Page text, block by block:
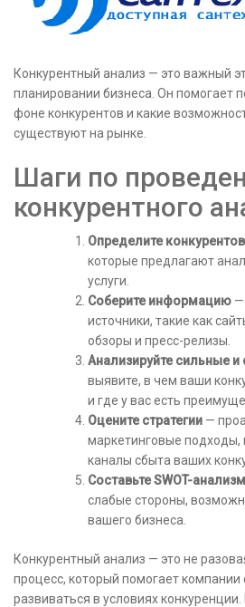
Конкурентный анализ — это важный
планировании бизнеса. Он помогает
фоне конкурентов и какие
существуют на рынке.
Шаги по
конкурентного
Определите конкурентов
которые предлагают
услуги.
Соберите информацию —
источники, такие как
обзоры и пресс-релизы.
Анализируйте сильные
выявите, в чем ваши
и где у вас есть
Оцените стратегии —
маркетинговые подходы,
каналы сбыта ваших
Составьте SWOT-анализм
слабые стороны,
вашего бизнеса.
Конкурентный анализ — это не
процесс, который помогает компании
развиваться в условиях